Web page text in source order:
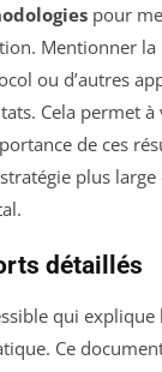
pour
Mentionner
ou d’autres
Cela permet
de ces
plus
détaillés
qui explique
Ce